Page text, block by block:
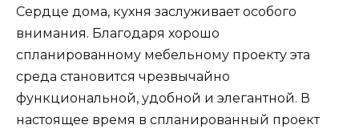
Сердце дома, кухня заслуживает особого
внимания. Благодаря хорошо
спланированному мебельному проекту эта
среда становится чрезвычайно
функциональной, удобной и элегантной. В
настоящее время в спланированный проект